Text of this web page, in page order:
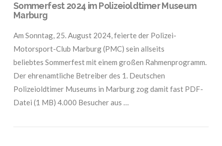
Sommerfest 2024 im Polizeioldtimer Museum
Marburg
Am Sonntag, 25. August 2024, feierte der Polizei-
Motorsport-Club Marburg (PMC) sein allseits
beliebtes Sommerfest mit einem großen Rahmenprogramm.
Der ehrenamtliche Betreiber des 1. Deutschen
Polizeioldtimer Museums in Marburg zog damit fast PDF-
Datei (1 MB) 4.000 Besucher aus …